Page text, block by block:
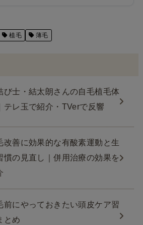
植毛 薄毛
び士・結太朗さんの自毛植毛体
テレ玉で紹介・TVerで反響
改善に効果的な有酸素運動と生
慣の見直し｜併用治療の効果を
前にやっておきたい頭皮ケア習
とめ